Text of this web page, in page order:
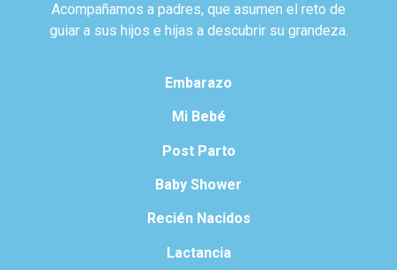
Acompañamos a padres, que asumen el reto de
guiar a sus hijos e hijas a descubrir su grandeza.
Embarazo
Mi Bebé
Post Parto
Baby Shower
Recién Nacidos
Lactancia